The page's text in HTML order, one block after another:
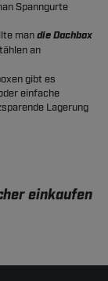
Spanngurte
mandie Dachbox
an
gibt es
einfache
Lagerung
einkaufen